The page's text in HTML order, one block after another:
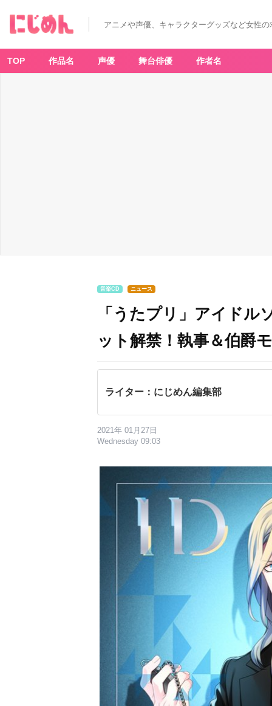
アニメや声優、キャラクターグッズなど女性
TOP 作品名 声優 舞台俳優 作者名
音楽CD ニュース
「うたプリ」アイド
ット解禁！執事＆伯爵
ライター：にじめん編集部
2021年 01月27日
Wednesday 09:03